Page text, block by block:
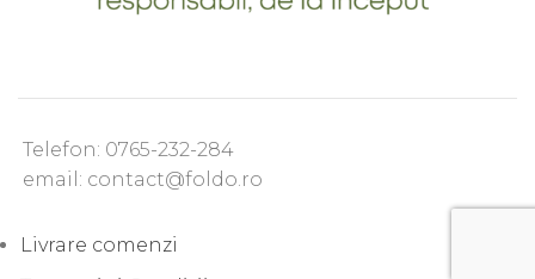
Telefon: 0765-232-284
email: contact@foldo.ro
Livrare comenzi